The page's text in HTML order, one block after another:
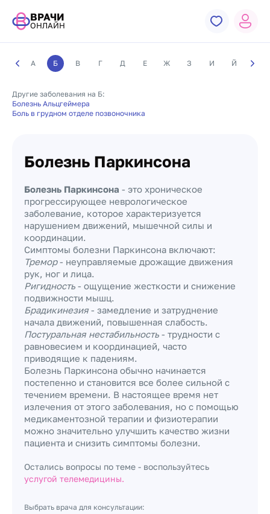
ВРАЧИ
ОНЛАЙН
А Б В Г Д Е Ж З И Й К
Другие заболевания на Б:
Болезнь Альцгеймера
Боль в грудном отделе позвоночника
Болезнь Паркинсона
Болезнь Паркинсона - это хроническое
прогрессирующее неврологическое
заболевание, которое характеризуется
нарушением движений, мышечной силы и
координации.
Симптомы болезни Паркинсона включают:
Тремор- неуправляемые дрожащие движения
рук, ног и лица.
Ригидность - ощущение жесткости и снижение
подвижности мышц.
Брадикинезия- замедление и затруднение
начала движений, повышенная слабость.
Постуральная нестабильность - трудности с
равновесием и координацией, часто
приводящие к падениям.
Болезнь Паркинсона обычно начинается
постепенно и становится все более сильной с
течением времени. В настоящее время нет
излечения от этого заболевания, но с помощью
медикаментозной терапии и физиотерапии
можно значительно улучшить качество жизни
пациента и снизить симптомы болезни.
Остались вопросы по теме - воспользуйтесь
услугой телемедицины.
Выбрать врача для консультации: